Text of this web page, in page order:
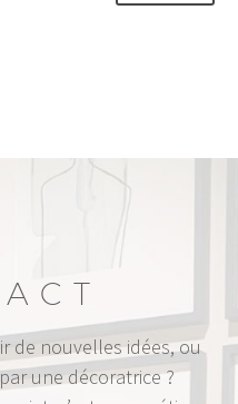
de nouvelles idées, ou
une décoratrice ?